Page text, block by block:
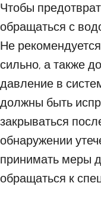
Чтобы
обращаться с
Не
сильно, а также
давление в
должны быть
закрываться
обнаружении
принимать меры
обращаться к